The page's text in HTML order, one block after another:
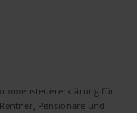
für
Pensionäre und